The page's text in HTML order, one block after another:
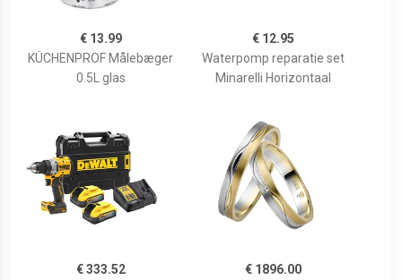
€ 13.99
KÜCHENPROF Målebæger
0.5L glas
€ 12.95
Waterpomp reparatie set
Minarelli Horizontaal
€ 333.52
€ 1896.00